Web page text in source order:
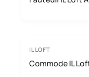
IL LOFT
Commode IL